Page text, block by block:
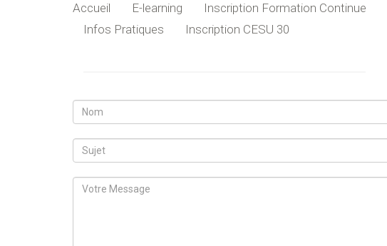
Accueil E-learning Inscription Formation Continue
Infos Pratiques
Inscription CESU 30